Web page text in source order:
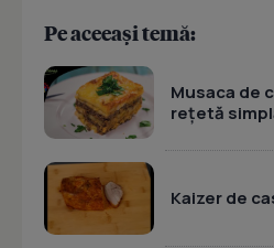
Pe aceeași temă:
Musaca de
rețetă
Kaizer de